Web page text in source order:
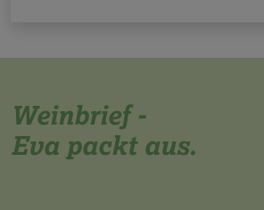
Weinbrief -
Eva packt aus.